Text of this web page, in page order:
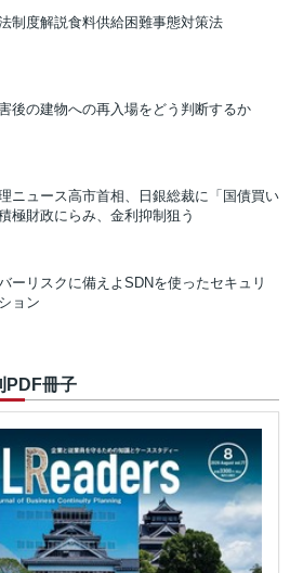
制度解説食料供給困難事態対策法
後の建物への再入場をどう判断するか
ニュース高市首相、日銀総裁に「国債買い
極財政にらみ、金利抑制狙う
ーリスクに備えよSDNを使ったセキュリ
ョン
PDF冊子